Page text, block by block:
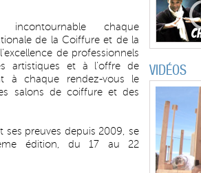
incontournable chaque
de la Coiffure et de la
de professionnels
artistiques et à l’offre de
à chaque rendez-vous le
salons de coiffure et des
ses preuves depuis 2009, se
édition, du 17 au 22
VIDÉOS